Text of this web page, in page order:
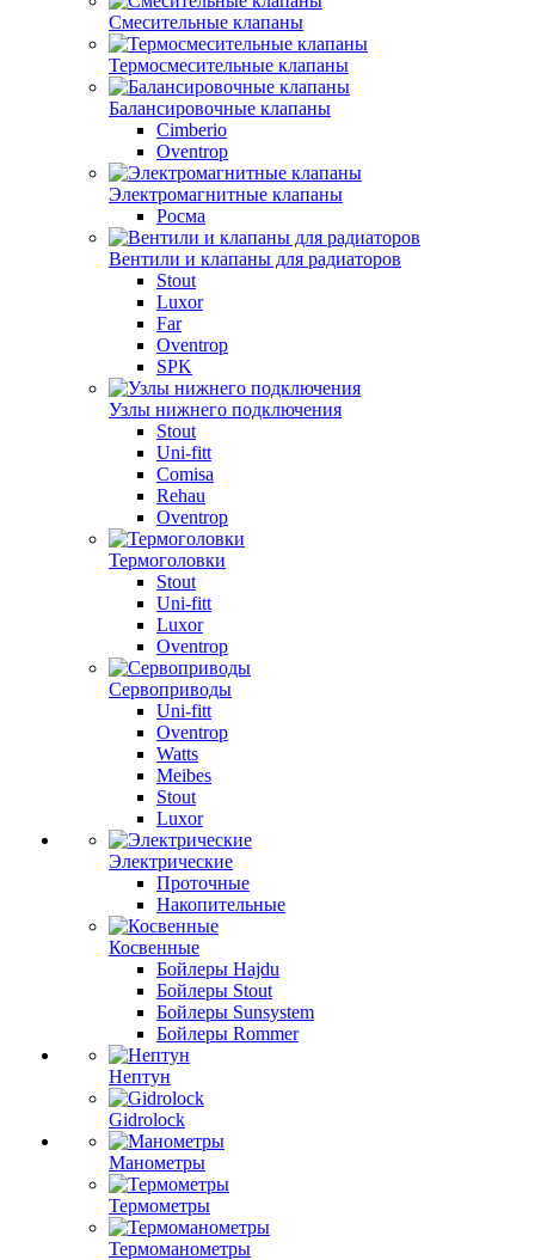
Cмесительные клапаны
Термосмесительные клапаны
Балансировочные клапаны
Cimberio
Oventrop
Электромагнитные клапаны
Росма
Вентили и клапаны для радиаторов
Stout
Luxor
Far
Oventrop
SPK
Узлы нижнего подключения
Stout
Uni-fitt
Comisa
Rehau
Oventrop
Термоголовки
Stout
Uni-fitt
Luxor
Oventrop
Сервоприводы
Uni-fitt
Oventrop
Watts
Meibes
Stout
Luxor
Электрические
Проточные
Накопительные
Косвенные
Бойлеры Hajdu
Бойлеры Stout
Бойлеры Sunsystem
Бойлеры Rommer
Нептун
Gidrolock
Манометры
Термометры
Термоманометры